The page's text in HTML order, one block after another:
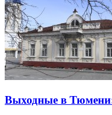
Выходные в